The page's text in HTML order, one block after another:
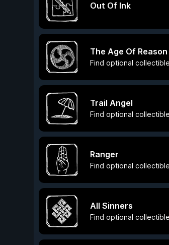
Out Of Ink
The Age Of Reason
Find optional
Trail Angel
Find optional
Ranger
Find optional
All Sinners
Find optional